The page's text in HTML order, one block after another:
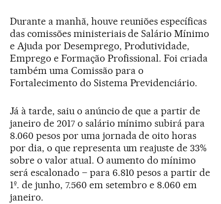
Durante a manhã, houve reuniões específicas
das comissões ministeriais de Salário Mínimo
e Ajuda por Desemprego, Produtividade,
Emprego e Formação Profissional. Foi criada
também uma Comissão para o
Fortalecimento do Sistema Previdenciário.
Já à tarde, saiu o anúncio de que a partir de
janeiro de 2017 o salário mínimo subirá para
8.060 pesos por uma jornada de oito horas
por dia, o que representa um reajuste de 33%
sobre o valor atual. O aumento do mínimo
será escalonado – para 6.810 pesos a partir de
1º. de junho, 7.560 em setembro e 8.060 em
janeiro.